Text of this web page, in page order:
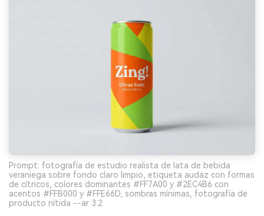
Prompt: fotografía de estudio realista de lata de bebida
veraniega sobre fondo claro limpio, etiqueta audaz con formas
de cítricos, colores dominantes #FF7A00 y #2EC4B6 con
acentos #FFB000 y #FFE66D, sombras mínimas, fotografía de
producto nítida --ar 3:2